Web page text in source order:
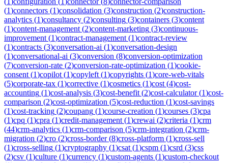
(1)connectors (1)consolidation (3)construction (2)construction-
analytics (1)consultancy (2)consulting (3)containers (3)content
(1)content-management (2)content-marketing (3)continuous-
improvement (1)contract-management (1)contract-review
(1)contracts (3)conversation-ai (1)conversation-design
(1)conversational-ai (3)conversion (8)conversion-optimization
(7)conversion-rate (2)conversion-rate-optimization (1)cookie-
consent (1)copilot (1)copyleft (1)copyrights (1)core-web-vitals
(5)corporate-tax (1)corrective (1)cosmetics (1)cost (4)cost-
accounting (1)cost-analysis (3)cost-benefit (2)cost-calculator(1)cost-
comparison (2)cost-optimization (5)cost-reduction (1)cost-savings
(1)cost-tracking (2)coupang (1)course-creation (1)courses (3)cpa
(1)cpq (1)cpra (1)credit-management (1)crewai (2)criteria (1)crm
(44)crm-analytics (1)crm-comparison (5)crm-integration (2)crm-
migration (2)cro (2)cross-border(8)cross-platform (1)cross-sell
(1)cross-selling (1)cryptography (1)csat (1)cspm (1)csrd (3)css
(2)csv (1)culture (1)currency (1)custom-agents (1)custom-checkout